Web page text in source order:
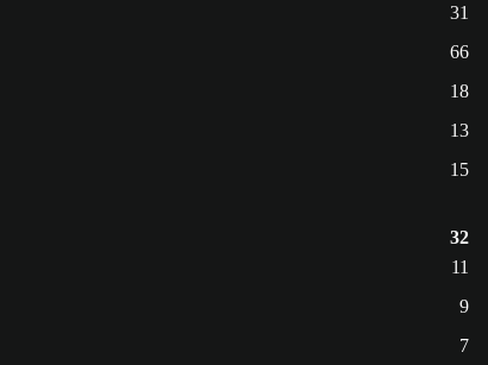
31
66
18
13
15
32
11
9
7